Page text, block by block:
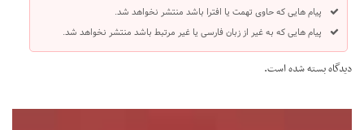
پیام هایی که حاوی تهمت یا افترا باشد منتشر نخواهد شد.
پیام هایی که به غیر از زبان فارسی یا غیر مرتبط باشد منتشر نخواهد شد.
دیدگاه بسته شده است.